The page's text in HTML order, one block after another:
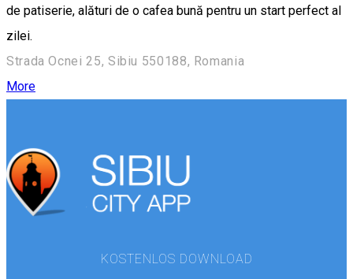
de patiserie, alături de o cafea bună pentru un start perfect al
zilei.
Strada Ocnei 25, Sibiu 550188, Romania
More
KOSTENLOS DOWNLOAD